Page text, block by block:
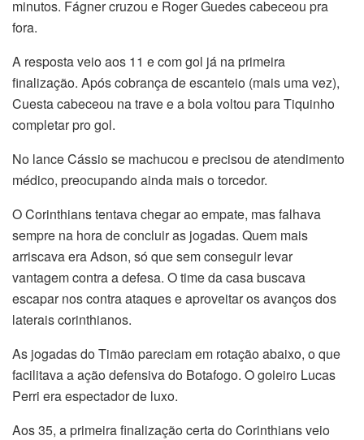
minutos. Fágner cruzou e Roger Guedes cabeceou pra
fora.
A resposta veio aos 11 e com gol já na primeira
finalização. Após cobrança de escanteio (mais uma vez),
Cuesta cabeceou na trave e a bola voltou para Tiquinho
completar pro gol.
No lance Cássio se machucou e precisou de atendimento
médico, preocupando ainda mais o torcedor.
O Corinthians tentava chegar ao empate, mas falhava
sempre na hora de concluir as jogadas. Quem mais
arriscava era Adson, só que sem conseguir levar
vantagem contra a defesa. O time da casa buscava
escapar nos contra ataques e aproveitar os avanços dos
laterais corinthianos.
As jogadas do Timão pareciam em rotação abaixo, o que
facilitava a ação defensiva do Botafogo. O goleiro Lucas
Perri era espectador de luxo.
Aos 35, a primeira finalização certa do Corinthians veio